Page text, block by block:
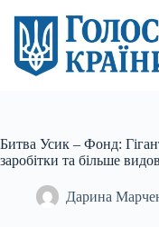
вмісту
Битва Усик – Фонд:
заробітки та більше
Дарина